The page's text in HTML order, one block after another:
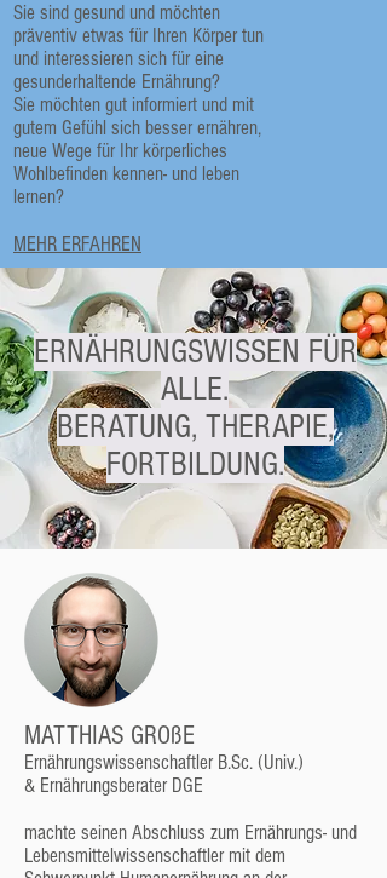
Sie sind gesund und möchten
präventiv etwas für Ihren Körper tun
und interessieren sich für eine
gesunderhaltende Ernährung?
Sie möchten gut informiert und mit
gutem Gefühl sich besser ernähren,
neue Wege für Ihr körperliches
Wohlbefinden kennen- und leben
lernen?
MEHR ERFAHREN
ERNÄHRUNGSWISSEN FÜR
ALLE.
BERATUNG, THERAPIE,
FORTBILDUNG.
MATTHIAS GROßE
Ernährungswissenschaftler B.Sc. (Univ.)
& Ernährungsberater DGE
machte seinen Abschluss zum Ernährungs- und
Lebensmittelwissenschaftler mit dem